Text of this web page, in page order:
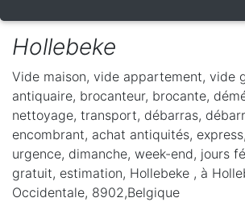
Hollebeke
Vide maison, vide appartement, vide
antiquaire, brocanteur, brocante,
nettoyage, transport, débarras,
encombrant, achat antiquités,
urgence, dimanche, week-end, jours
gratuit, estimation, Hollebeke , à
Occidentale, 8902,Belgique